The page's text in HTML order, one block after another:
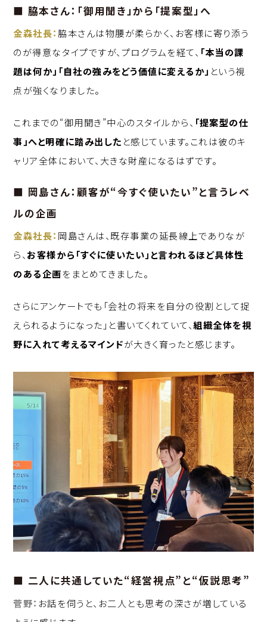
■ 脇本さん：「御用聞き」から「提案型」へ
金森社長： 脇本さんは物腰が柔らかく、お客様に寄り添う
のが得意なタイプですが、プログラムを経て、 「本当の課
題は何か」「自社の強みをどう価値に変えるか」 という視
点が強くなりました。
これまでの“御用聞き”中心のスタイルから、 「提案型の仕
事」へと明確に踏み出した と感じています。これは彼のキ
ャリア全体において、大きな財産になるはずです。
■ 岡島さん：顧客が“今すぐ使いたい”と言うレベ
ルの企画
金森社長： 岡島さんは、既存事業の延長線上でありなが
ら、 お客様から「すぐに使いたい」と言われるほど具体性
のある企画をまとめてきました。
さらにアンケートでも「会社の将来を自分の役割として捉
えられるようになった」と書いてくれていて、組織全体を視
野に入れて考えるマインドが大きく育ったと感じます。
■ 二人に共通していた“経営視点”と“仮説思考”
菅野： お話を伺うと、お二人とも思考の深さが増している